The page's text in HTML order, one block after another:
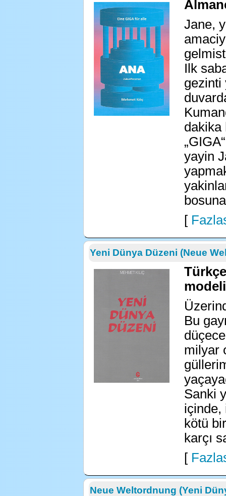
Jane,
Ilk
gezinti
dakika
yayin
[
Yeni Dünya Düzeni (Neue
modeli
Bu
milyar
Sanki
içinde,
kötü
karçı
[
Neue Weltordnung (Yeni